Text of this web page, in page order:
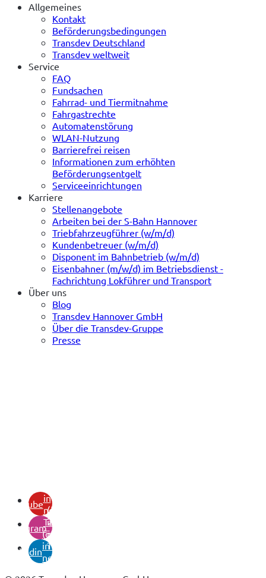
Allgemeines
Kontakt
Beförderungsbedingungen
Transdev Deutschland
Transdev weltweit
Service
FAQ
Fundsachen
Fahrrad- und Tiermitnahme
Fahrgastrechte
Automatenstörung
WLAN-Nutzung
Barrierefrei reisen
Informationen zum erhöhten
Beförderungsentgelt
Serviceeinrichtungen
Karriere
Stellenangebote
Arbeiten bei der S-Bahn Hannover
Triebfahrzeugführer (w/m/d)
Kundenbetreuer (w/m/d)
Disponent im Bahnbetrieb (w/m/d)
Eisenbahner (m/w/d) im Betriebsdienst -
Fachrichtung Lokführer und Transport
Über uns
Blog
Transdev Hannover GmbH
Über die Transdev-Gruppe
Presse
youtubein
neuem
Tab)
instagram
(öffnet
in
neuem
Tab)
linkedin
(öffnet
in
neuem